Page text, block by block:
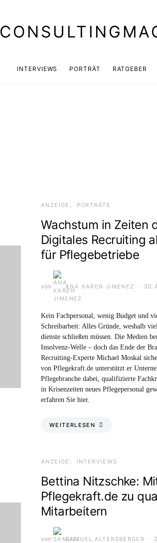
INTERVIEWS PORTRÄT RATGEBER
ANZEIGE PORTRÄTS
Wachstum in Zeiten
Digitales Recruiting
für Pflegebetriebe
von ANA KAREN JIMENEZ 30.
Kein Fachpersonal, wenig Budget und
Schreibarbeit: Alles Gründe, weshalb
dienste schließen müssen. Die Medien
Insolvenz-Welle – doch das Ende der
Recruiting-Experte Michael Moskal
von Pflegekraft.de unterstützt er
Pflegebranche dabei, qualifizierte
in Krisenzeiten neues Pflegepersonal
erfahren Sie hier.
WEITERLESEN
ANZEIGE INTERVIEWS
Bettina Nitzschke:
Pflegekraft.de zu
Mitarbeitern
von SAMUEL ALTERSBERGER